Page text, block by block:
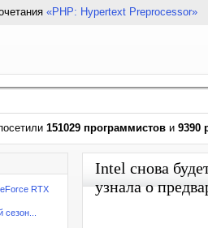
«PHP: Hypertext Preprocessor»
151029 программистов и 9390
RTX
Intel снова
узнала о